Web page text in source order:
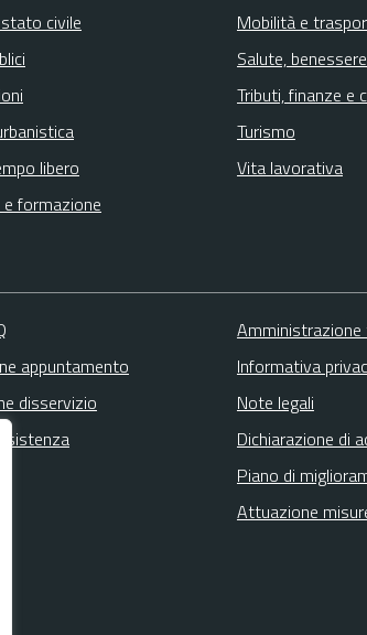
civile
libero
e formazione
Mobilità e
Salute,
Tributi, finanze e
Turismo
Vita lavorativa
appuntamento
disservizio
Informativa
Note legali
Dichiarazione di
Piano di
Attuazione